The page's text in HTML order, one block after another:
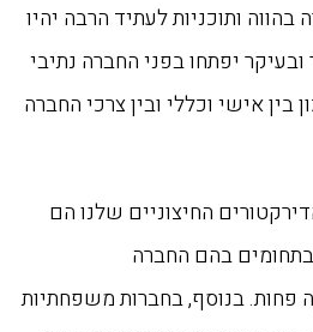
ותוכניות לעתיד הרבה יהיו
ובעיקר יפתחו בפני החברה נתיבי
בין אישי וכללי ובין צרכי החברה
החיצוניים שלנו הם
בהם החברה
בנוסף, בחברות משפחתיות